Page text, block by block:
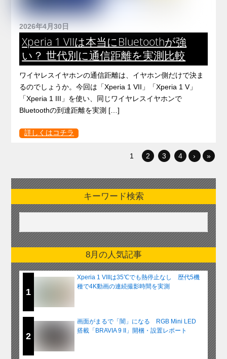
2026年4月30日
Xperia 1 VIIは本当にBluetoothが強
い？ 世代別に通信距離を実測比較
ワイヤレスイヤホンの通信距離は、イヤホン側だけで決ま
るのでしょうか。今回は「Xperia 1 VII」「Xperia 1 V」
「Xperia 1 III」を使い、同じワイヤレスイヤホンで
Bluetoothの到達距離を実測 […]
詳しくはコチラ
1 2 3 4 › »
キーワード検索
8月の人気記事
1
Xperia 1 VIIIは35℃でも熱停止なし 歴代5機
種で4K動画の連続撮影時間を実測
2
画面がまるで「闇」になる RGB Mini LED
搭載「BRAVIA 9 II」開梱・設置レポート